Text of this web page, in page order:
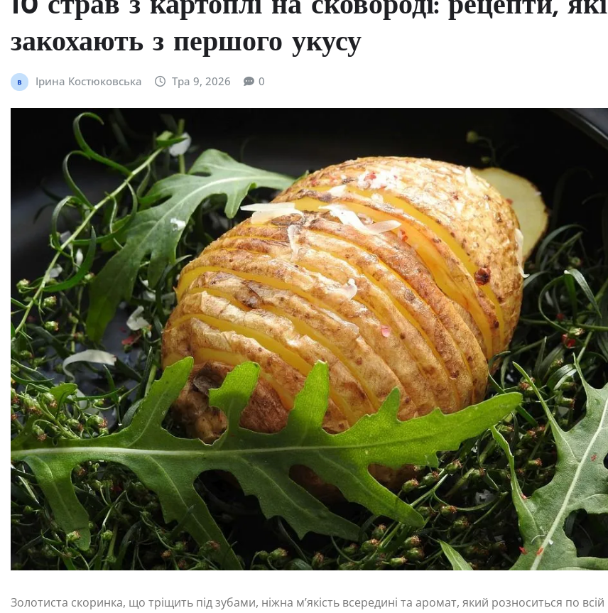
10 страв з картоплі на сковороді: рецепти, які
закохають з першого укусу
Ірина Костюковська Тра 9, 2026 0
Золотиста скоринка, що тріщить під зубами, ніжна м’якість всередині та аромат, який розноситься по всій